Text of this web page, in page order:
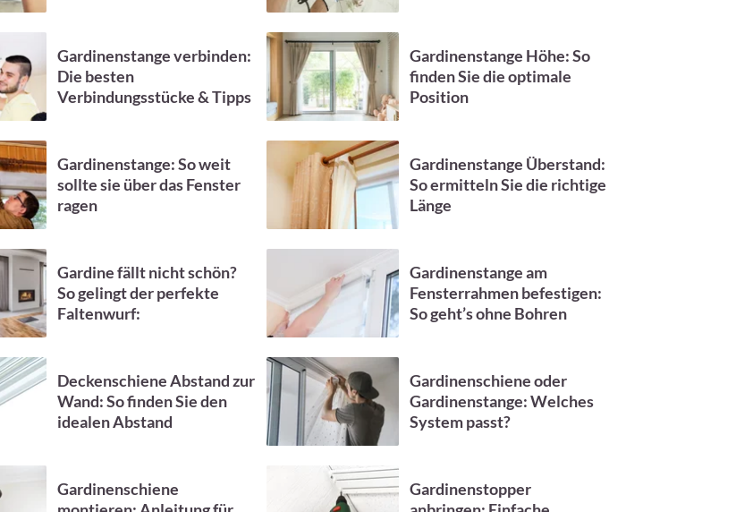
Gardinenstange verbinden:
Die besten
Verbindungsstücke & Tipps
Gardinenstange Höhe: So
finden Sie die optimale
Position
Gardinenstange: So weit
sollte sie über das Fenster
ragen
Gardinenstange Überstand:
So ermitteln Sie die richtige
Länge
Gardine fällt nicht schön?
So gelingt der perfekte
Faltenwurf:
Gardinenstange am
Fensterrahmen befestigen:
So geht’s ohne Bohren
Deckenschiene Abstand zur
Wand: So finden Sie den
idealen Abstand
Gardinenschiene oder
Gardinenstange: Welches
System passt?
Gardinenschiene
Gardinenstopper